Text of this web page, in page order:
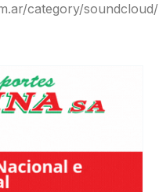
category/soundcloud/